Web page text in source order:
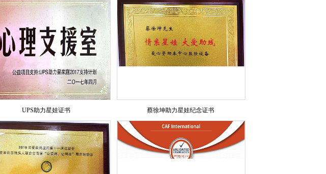
UPS助力星娃证书 蔡徐坤助力星娃纪念证书